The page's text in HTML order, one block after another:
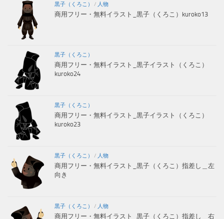
黒子（くろこ） / 人物
商用フリー・無料イラスト_黒子（くろこ）kuroko13
黒子（くろこ）
商用フリー・無料イラスト_黒子イラスト（くろこ）
kuroko24
黒子（くろこ）
商用フリー・無料イラスト_黒子イラスト（くろこ）
kuroko23
黒子（くろこ） / 人物
商用フリー・無料イラスト_黒子（くろこ）指差し＿左
向き
黒子（くろこ） / 人物
商用フリー・無料イラスト_黒子（くろこ）指差し＿右